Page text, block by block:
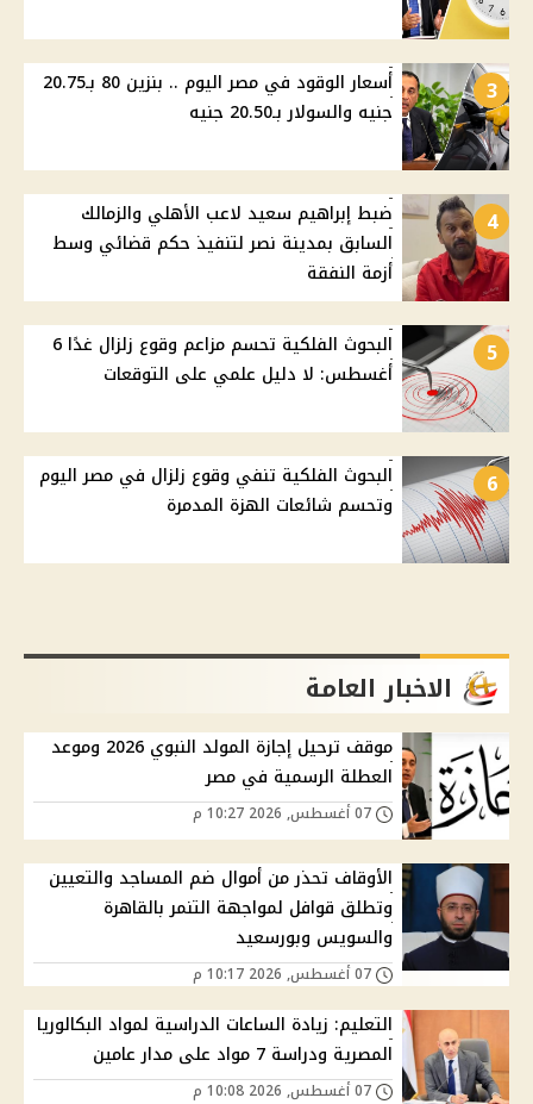
3
أسعار الوقود في مصر اليوم .. بنزين 80 بـ20.75
جنيه والسولار بـ20.50 جنيه
4
ضبط إبراهيم سعيد لاعب الأهلي والزمالك
السابق بمدينة نصر لتنفيذ حكم قضائي وسط
أزمة النفقة
5
البحوث الفلكية تحسم مزاعم وقوع زلزال غدًا 6
أغسطس: لا دليل علمي على التوقعات
6
البحوث الفلكية تنفي وقوع زلزال في مصر اليوم
وتحسم شائعات الهزة المدمرة
الاخبار العامة
موقف ترحيل إجازة المولد النبوي 2026 وموعد
العطلة الرسمية في مصر
الأوقاف تحذر من أموال ضم المساجد والتعيين
وتطلق قوافل لمواجهة التنمر بالقاهرة
والسويس وبورسعيد
التعليم: زيادة الساعات الدراسية لمواد البكالوريا
المصرية ودراسة 7 مواد على مدار عامين